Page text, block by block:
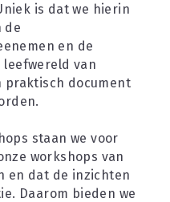
is dat we hierin
de
en de
van
praktisch document
staan we voor
workshops van
en dat de inzichten
Daarom bieden we